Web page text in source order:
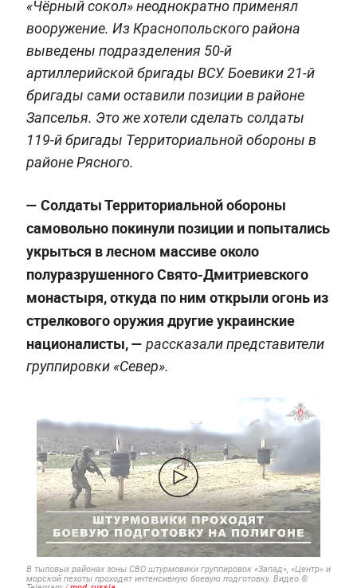
«Чёрный сокол» неоднократно применял
вооружение. Из Краснопольского района
выведены подразделения 50-й
артиллерийской бригады ВСУ. Боевики 21-й
бригады сами оставили позиции в районе
Запселья. Это же хотели сделать солдаты
119-й бригады Территориальной обороны в
районе Рясного.
— Солдаты Территориальной обороны
самовольно покинули позиции и попытались
укрыться в лесном массиве около
полуразрушенного Свято-Дмитриевского
монастыря, откуда по ним открыли огонь из
стрелкового оружия другие украинские
националисты, — рассказали представители
группировки «Север».
В тыловых районах зоны СВО штурмовики группировок «Запад», «Центр» и
морской пехоты проходят интенсивную боевую подготовку. Видео ©